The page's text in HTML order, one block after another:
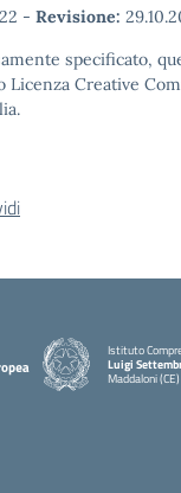
- Revisione:
specificato,
Licenza Creative
Istituto
Luigi
Maddaloni (CE)